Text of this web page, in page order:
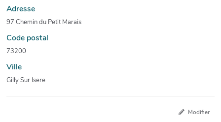
Adresse
97 Chemin du Petit Marais
Code postal
73200
Ville
Gilly Sur Isere
Modifier